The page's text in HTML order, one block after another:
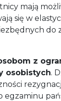
mają
się w
do
z
osobistych.
egzaminu